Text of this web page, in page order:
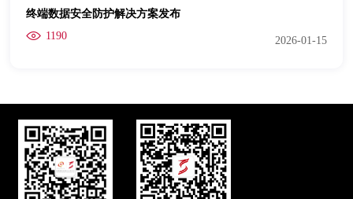
终端数据安全防护解决方案发布
1190
2026-01-15